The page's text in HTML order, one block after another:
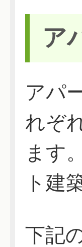
ア
アパ
れぞ
ます
ト建
下記